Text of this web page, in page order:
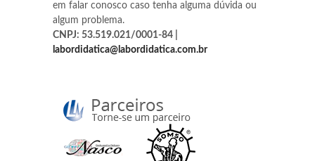
em falar conosco caso tenha alguma dúvida ou
algum problema.
CNPJ: 53.519.021/0001-84 |
labordidatica@labordidatica.com.br